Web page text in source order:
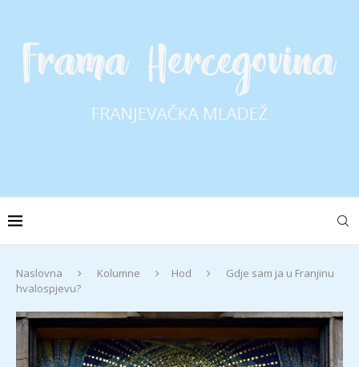
Naslovna Kolumne Hod
Gdje sam ja u Franjinu
hvalospjevu?